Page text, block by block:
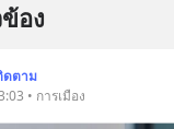
อง
ดตาม
• การเมือง